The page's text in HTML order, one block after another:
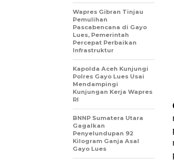
Wapres Gibran Tinjau
Pemulihan
Pascabencana di Gayo
Lues, Pemerintah
Percepat Perbaikan
Infrastruktur
Kapolda Aceh Kunjungi
Polres Gayo Lues Usai
Mendampingi
Kunjungan Kerja Wapres
RI
BNNP Sumatera Utara
Gagalkan
Penyelundupan 92
Kilogram Ganja Asal
Gayo Lues